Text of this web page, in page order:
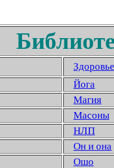
Здоровье
Йога
Магия
Масоны
НЛП
Он и она
Ошо